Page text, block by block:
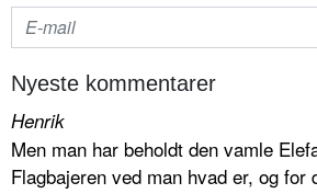
Nyeste kommentarer
Henrik
Men man har beholdt den vamle
Flagbajeren ved man hvad er, og for